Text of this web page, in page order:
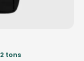
tons